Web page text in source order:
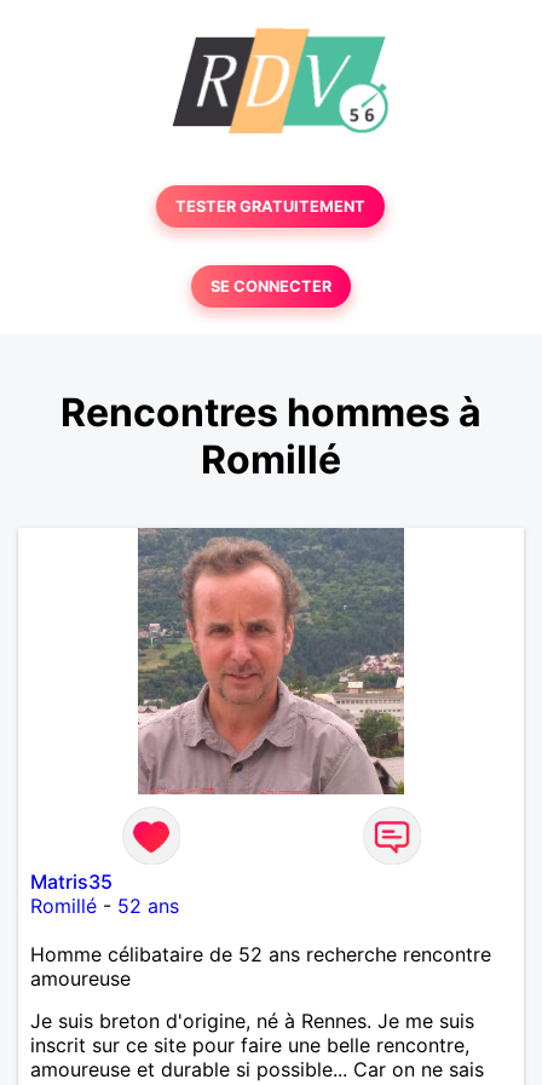
TESTER GRATUITEMENT
SE CONNECTER
Rencontres hommes à
Romillé
Matris35
Romillé - 52 ans
Homme célibataire de 52 ans recherche rencontre
amoureuse
Je suis breton d'origine, né à Rennes. Je me suis
inscrit sur ce site pour faire une belle rencontre,
amoureuse et durable si possible... Car on ne sais